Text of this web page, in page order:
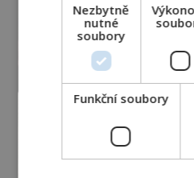
Nezbytně
nutné
soubory
Funkční soubory